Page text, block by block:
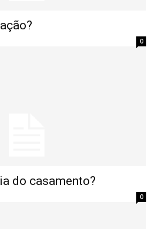
0
do casamento?
0